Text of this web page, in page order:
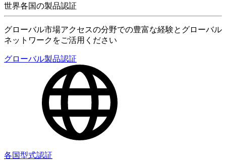
世界各国の製品認証
グローバル市場アクセスの分野での豊富な経験とグローバル
ネットワークをご活用ください
グローバル製品認証
各国型式認証